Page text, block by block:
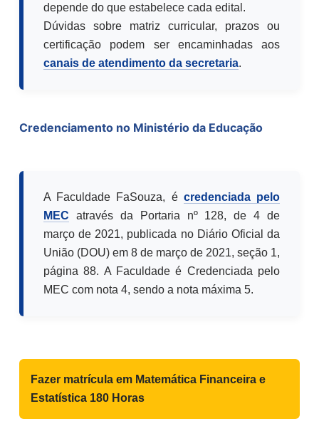
depende do que estabelece cada edital.
Dúvidas sobre matriz curricular, prazos ou
certificação podem ser encaminhadas aos
canais de atendimento da secretaria.
Credenciamento no Ministério da Educação
A Faculdade FaSouza, é credenciada pelo
MEC através da Portaria nº 128, de 4 de
março de 2021, publicada no Diário Oficial da
União (DOU) em 8 de março de 2021, seção 1,
página 88. A Faculdade é Credenciada pelo
MEC com nota 4, sendo a nota máxima 5.
Fazer matrícula em Matemática Financeira e
Estatística 180 Horas